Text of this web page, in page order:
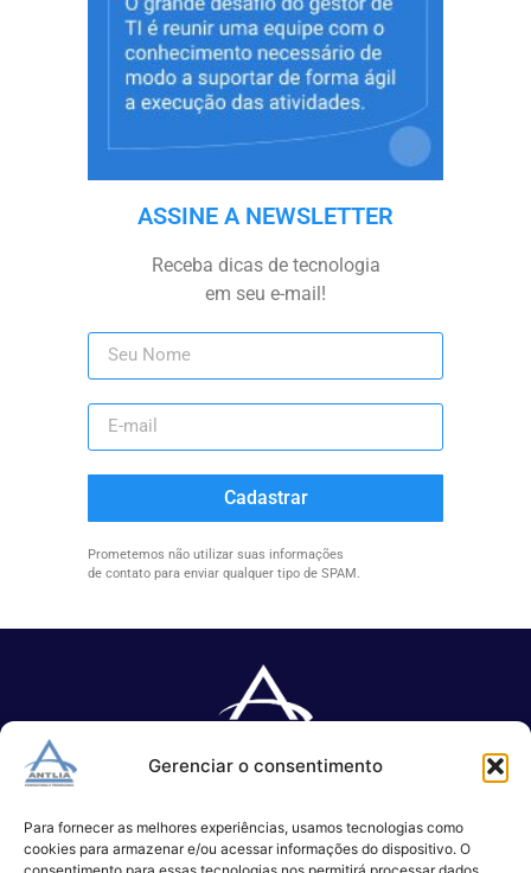
Gerenciar o consentimento
Para fornecer as melhores experiências, usamos tecnologias como
cookies para armazenar e/ou acessar informações do dispositivo. O
ASSINE A NEWSLETTER
Receba dicas de tecnologia
em seu e-mail!
Cadastrar
Prometemos não utilizar suas informações
de contato para enviar qualquer tipo de SPAM.
TI.